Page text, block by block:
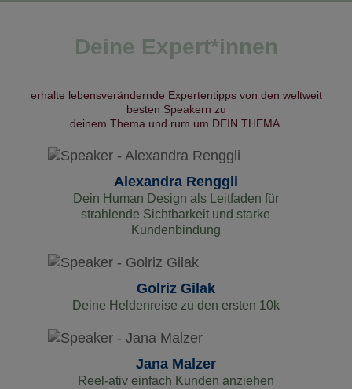
Deine Expert*innen
erhalte lebensverändernde Expertentipps von den weltweit
besten Speakern zu
deinem Thema und rum um DEIN THEMA.
Alexandra Renggli
Dein Human Design als Leitfaden für
strahlende Sichtbarkeit und starke
Kundenbindung
Golriz Gilak
Deine Heldenreise zu den ersten 10k
Jana Malzer
Reel-ativ einfach Kunden anziehen